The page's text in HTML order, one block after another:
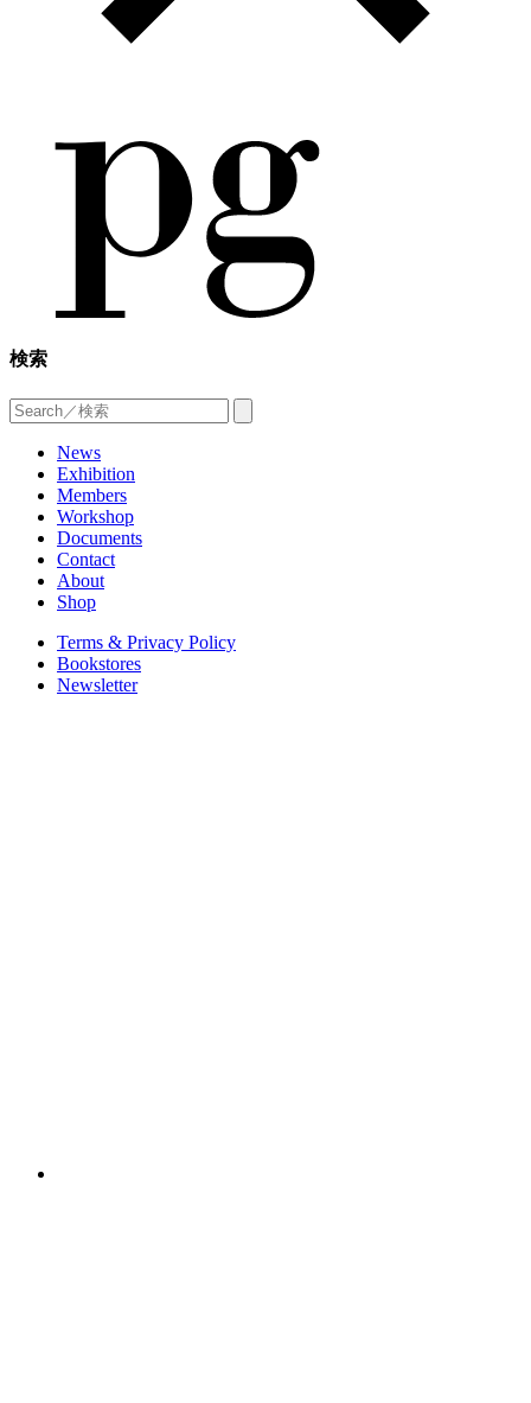
検索
News
Exhibition
Members
Workshop
Documents
Contact
About
Shop
Terms & Privacy Policy
Bookstores
Newsletter